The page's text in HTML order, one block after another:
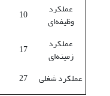
عملکرد
وظیفه‌ای 10
عملکرد
زمینه‌ای 17
عملکرد شغلی
27